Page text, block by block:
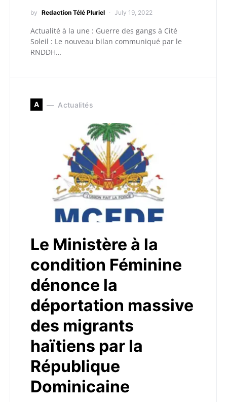
by Redaction Télé Pluriel July 19, 2022
Actualité à la une : Guerre des gangs à Cité
Soleil : Le nouveau bilan communiqué par le
RNDDH…
A Actualités
Le Ministère à la
condition Féminine
dénonce la
déportation massive
des migrants
haïtiens par la
République
Dominicaine